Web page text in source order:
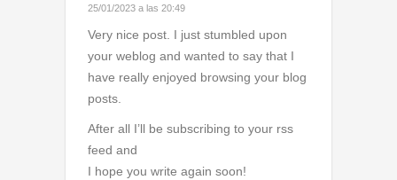
25/01/2023 a las 20:49
Very nice post. I just stumbled upon
your weblog and wanted to say that I
have really enjoyed browsing your blog
posts.
After all I’ll be subscribing to your rss
feed and
I hope you write again soon!